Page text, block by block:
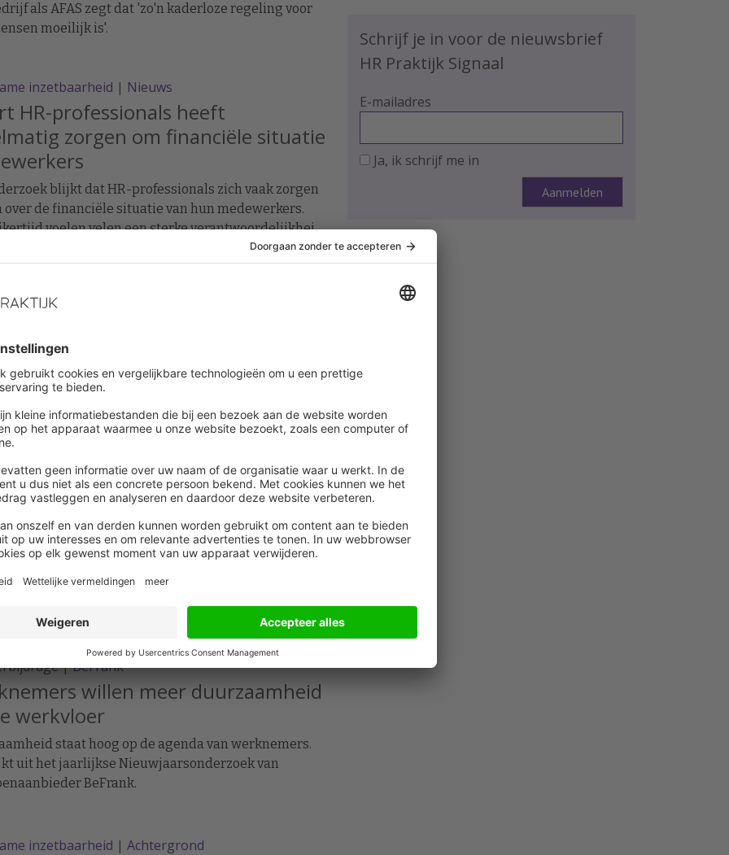
als AFAS zegt dat 'zo'n kaderloze regeling voor
moeilijk is'.
inzetbaarheid | Nieuws
HR-professionals heeft
zorgen om financiële situatie
blijkt dat HR-professionals zich vaak zorgen
over de financiële situatie van hun medewerkers.
voelen velen een sterke verantwoordelijkheid
welzijn van hun collega's, hoewel niet iedereen
even vanzelfsprekend vindt.
|
Leiderschap: vier praktische tips
mee aan de slag te gaan
tijd moet je als leider de gezondheid en
van het team serieus nemen. Daarbij geldt:
veranderingen in je dagelijkse manier van
kunnen al een groot verschil maken. Lees hier
inzetbaarheid|Blog
belangrijkste skill
‘Ongemak omarmen verbetert
steeds belangrijker om om te kunnen gaan met
en tegenslagen. Wie zich niet afsluit voor
maar het juist durft te omarmen, groeit aldus
expert Simone van Neerven.
|BeFrank
willen meer duurzaamheid
werkvloer
staat hoog op de agenda van werknemers.
uit het jaarlijkse Nieuwjaarsonderzoek van
BeFrank.
inzetbaarheid | Achtergrond
Schrijf je in voor de nieuwsbrief
HR Praktijk Signaal
E-mailadres
Ja, ik schrijf me in